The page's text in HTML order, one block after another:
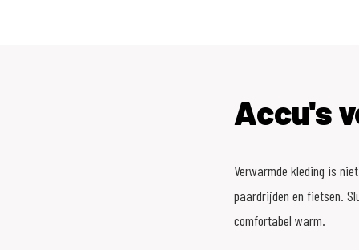
Accu's
Verwarmde kleding is
paardrijden en fietsen.
comfortabel warm.